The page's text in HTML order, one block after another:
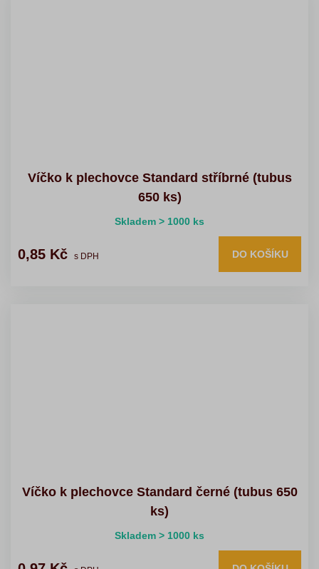
Víčko k plechovce Standard stříbrné (tubus
650 ks)
Skladem > 1000 ks
0,85 Kč s DPH DO KOŠÍKU
Víčko k plechovce Standard černé (tubus 650
ks)
Skladem > 1000 ks